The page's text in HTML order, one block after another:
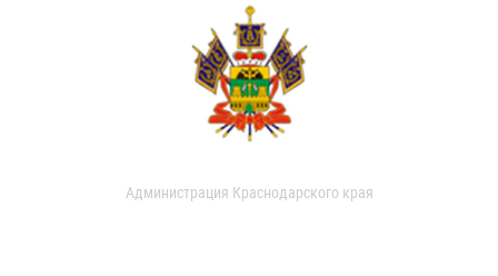
Администрация Краснодарского края